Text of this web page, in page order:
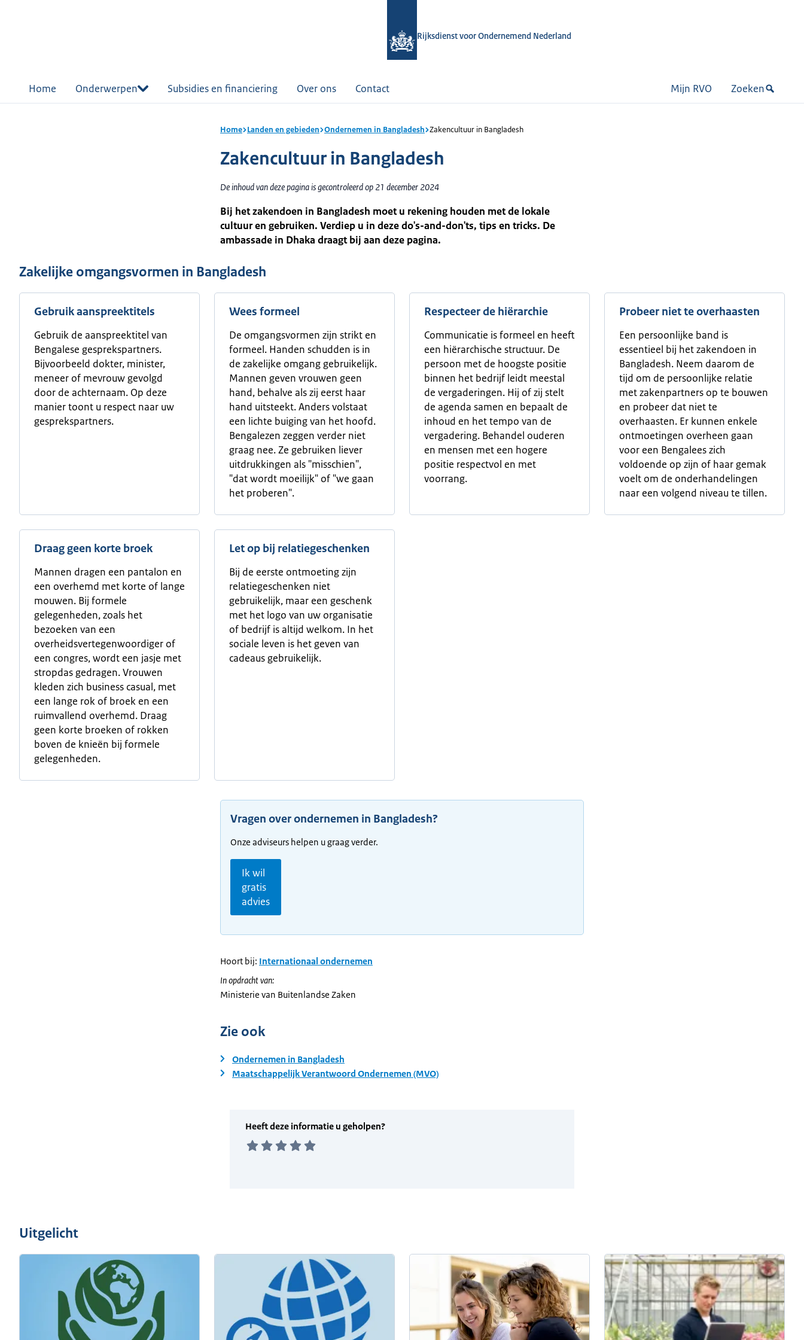
Rijksdienst voor Ondernemend Nederland
Home Onderwerpen Subsidies en financiering Over ons Contact Mijn RVO Zoeken
Home Landen en gebieden Ondernemen in Bangladesh Zakencultuur in Bangladesh
Zakencultuur in Bangladesh
De inhoud van deze pagina is gecontroleerd op 21 december 2024
Bij het zakendoen in Bangladesh moet u rekening houden met de lokale
cultuur en gebruiken. Verdiep u in deze do's-and-don'ts, tips en tricks. De
ambassade in Dhaka draagt bij aan deze pagina.
Zakelijke omgangsvormen in Bangladesh
Gebruik aanspreektitels
Gebruik de aanspreektitel van
Bengalese gesprekspartners.
Bijvoorbeeld dokter, minister,
meneer of mevrouw gevolgd
door de achternaam. Op deze
manier toont u respect naar uw
gesprekspartners.
Wees formeel
De omgangsvormen zijn strikt en
formeel. Handen schudden is in
de zakelijke omgang gebruikelijk.
Mannen geven vrouwen geen
hand, behalve als zij eerst haar
hand uitsteekt. Anders volstaat
een lichte buiging van het hoofd.
Bengalezen zeggen verder niet
graag nee. Ze gebruiken liever
uitdrukkingen als "misschien",
"dat wordt moeilijk" of "we gaan
het proberen".
Respecteer de hiërarchie
Communicatie is formeel en heeft
een hiërarchische structuur. De
persoon met de hoogste positie
binnen het bedrijf leidt meestal
de vergaderingen. Hij of zij stelt
de agenda samen en bepaalt de
inhoud en het tempo van de
vergadering. Behandel ouderen
en mensen met een hogere
positie respectvol en met
voorrang.
Probeer niet te overhaasten
Een persoonlijke band is
essentieel bij het zakendoen in
Bangladesh. Neem daarom de
tijd om de persoonlijke relatie
met zakenpartners op te bouwen
en probeer dat niet te
overhaasten. Er kunnen enkele
ontmoetingen overheen gaan
voor een Bengalees zich
voldoende op zijn of haar gemak
voelt om de onderhandelingen
naar een volgend niveau te tillen.
Draag geen korte broek
Mannen dragen een pantalon en
een overhemd met korte of lange
mouwen. Bij formele
gelegenheden, zoals het
bezoeken van een
overheidsvertegenwoordiger of
een congres, wordt een jasje met
stropdas gedragen. Vrouwen
kleden zich business casual, met
een lange rok of broek en een
ruimvallend overhemd. Draag
geen korte broeken of rokken
boven de knieën bij formele
gelegenheden.
Let op bij relatiegeschenken
Bij de eerste ontmoeting zijn
relatiegeschenken niet
gebruikelijk, maar een geschenk
met het logo van uw organisatie
of bedrijf is altijd welkom. In het
sociale leven is het geven van
cadeaus gebruikelijk.
Vragen over ondernemen in Bangladesh?
Onze adviseurs helpen u graag verder.
Ik wil
gratis
advies
Hoort bij: Internationaal ondernemen
In opdracht van:
Ministerie van Buitenlandse Zaken
Zie ook
Ondernemen in Bangladesh
Maatschappelijk Verantwoord Ondernemen (MVO)
Uitgelicht